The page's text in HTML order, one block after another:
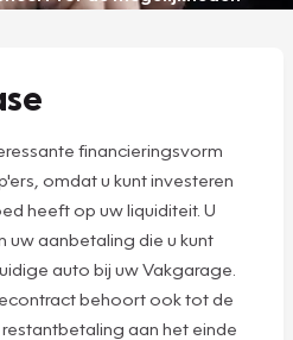
financieringsvorm
omdat u kunt investeren
heeft op uw liquiditeit. U
uw aanbetaling die u kunt
auto bij uw Vakgarage.
behoort ook tot de
aan het einde